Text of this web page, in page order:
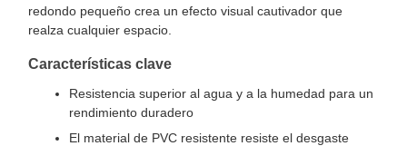
redondo pequeño crea un efecto visual cautivador que
realza cualquier espacio.
Características clave
Resistencia superior al agua y a la humedad para un
rendimiento duradero
El material de PVC resistente resiste el desgaste